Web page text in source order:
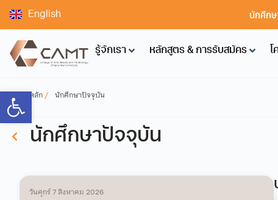
Open toolbar
English นักศึก
รู้จักเรา หลักสูตร & การรับสมัคร โ
หน้าหลัก นักศึกษาปัจจุบัน
นักศึกษาปัจจุบัน
วันศุกร์ 7 สิงหาคม 2026